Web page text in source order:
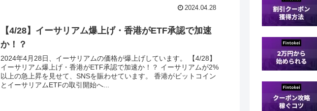
2024.04.28
【4/28】イーサリアム爆上げ・香港がETF承認で加速
か！？
2024年4月28日、イーサリアムの価格が爆上げしています。 【4/28】
イーサリアム爆上げ・香港がETF承認で加速か！？ イーサリアムが2%
以上の急上昇を見せて、SNSを賑わせています。 香港がビットコイン
とイーサリアムETFの取引開始へ...